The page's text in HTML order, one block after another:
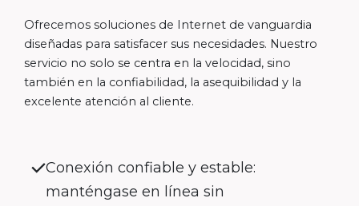
Ofrecemos soluciones de Internet de vanguardia
diseñadas para satisfacer sus necesidades. Nuestro
servicio no solo se centra en la velocidad, sino
también en la confiabilidad, la asequibilidad y la
excelente atención al cliente.
Conexión confiable y estable:
manténgase en línea sin